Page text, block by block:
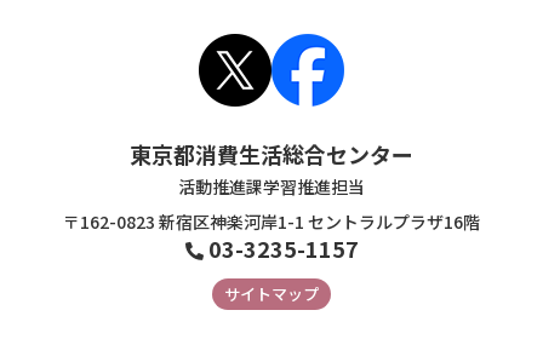
東京都消費生活総合センター
活動推進課学習推進担当
〒162-0823 新宿区神楽河岸1-1 セントラルプラザ16階
03-3235-1157
サイトマップ